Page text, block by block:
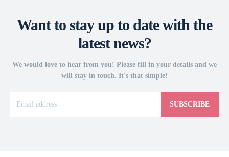
Want to stay up to date with the
latest news?
We would love to hear from you! Please fill in your details and we
will stay in touch. It's that simple!
SUBSCRIBE